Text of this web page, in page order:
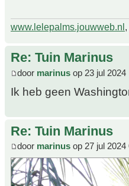
www.lelepalms.jouwweb.nl
Re: Tuin Marinus
door marinus op 23 jul 2024
Ik heb geen
Re: Tuin Marinus
door marinus op 27 jul 2024